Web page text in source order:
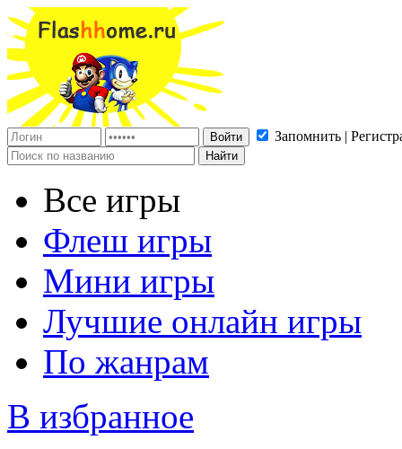
Запомнить |
Все игры
Флеш игры
Мини игры
Лучшие онлайн игры
По жанрам
В избранное